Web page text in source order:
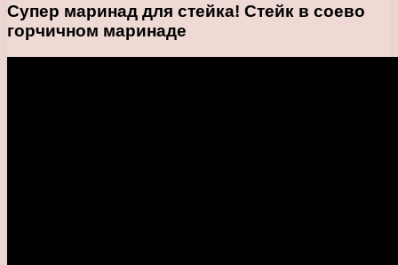
Супер маринад для стейка! Стейк в соево
горчичном маринаде